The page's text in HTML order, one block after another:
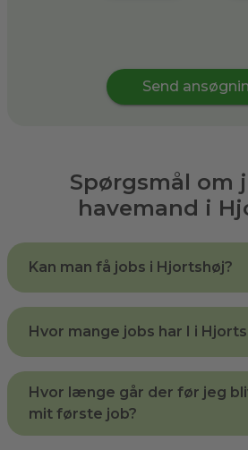
Send
Spørgsmål om
havemand i
Kan man få jobs i Hjortshøj?
Hvor mange jobs har I i
Hvor længe går der før jeg
mit første job?